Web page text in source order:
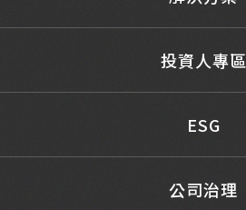
投資人專區
ESG
公司治理